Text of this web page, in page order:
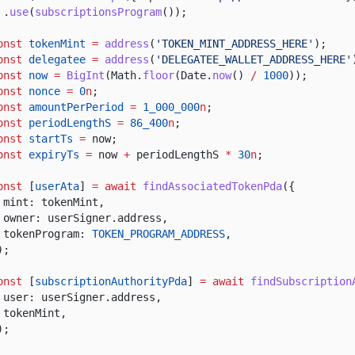
. use(subscriptionsProgram());
tokenMint = address ( 'TOKEN_MINT_ADDRESS_HERE' );
delegatee = address ( 'DELEGATEE_WALLET_ADDRESS_HERE'
now = BigInt (Math. floor(Date. now() / 1000));
nonce = 0n;
amountPerPeriod = 1_000_000n;
periodLengthS = 86_400n;
startTs = now;
expiryTs = now + periodLengthS * 30n;
[userAta] = await findAssociatedTokenPda({
mint: tokenMint,
owner: userSigner.address,
tokenProgram:
TOKEN_PROGRAM_ADDRESS,
[subscriptionAuthorityPda] = await
user: userSigner.address,
tokenMint,